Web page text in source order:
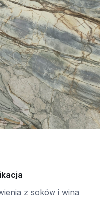
z soków i wina